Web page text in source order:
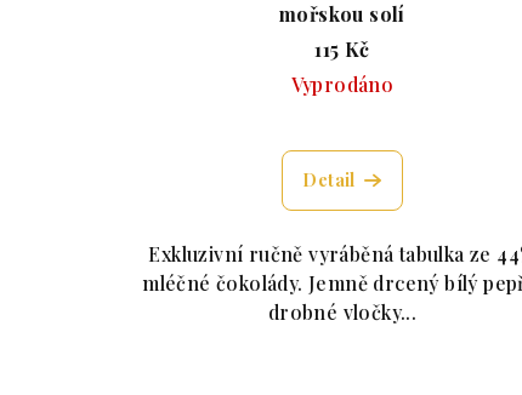
mořskou solí
115 Kč
Vyprodáno
Detail
Exkluzivní ručně vyráběná tabulka ze
mléčné čokolády. Jemně drcený bílý
drobné vločky...